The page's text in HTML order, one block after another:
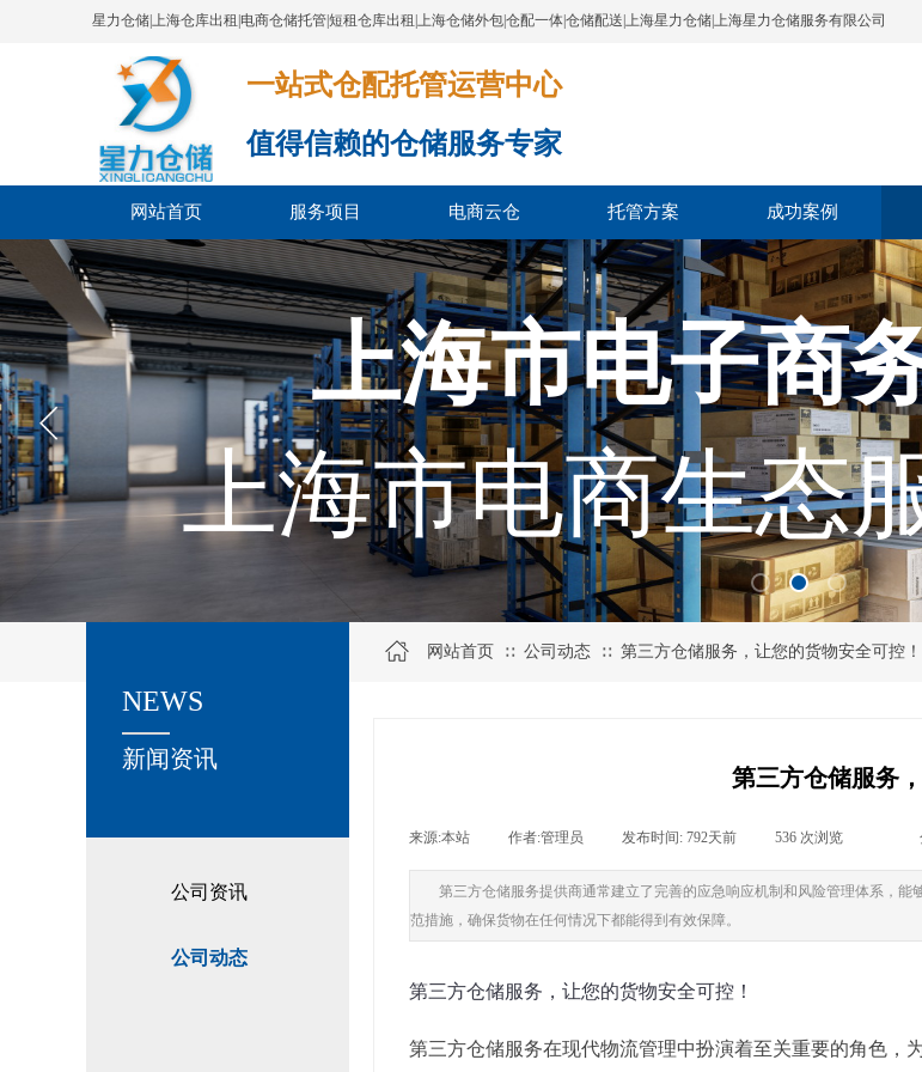
星力仓储|上海仓库出租|电商仓储托管|短租仓库出租|上海仓储外包|仓配一体|仓储配送|上海星力仓储|上海星力仓储服务有限公司
一站式仓配托管运营中心​​​​​​​​​​​​​​​​​
值得信赖的仓储服务专家
网站首页 服务项目 电商云仓 托管方案 成功案例
上海市电子商
上海市电商生态
公司资讯
公司动态
关于我们
新闻资讯
NEWS
网站首页 ∷ 公司动态 ∷ 第三方仓储服务，让您的货物安全可控！
第三方仓储服务
来源:本站 作者:管理员 发布时间: 792天前 536 次浏览
第三方仓储服务提供商通常建立了完善的应急响应机制和风险管理体系，
范措施，确保货物在任何情况下都能得到有效保障。
第三方仓储服务，让您的货物安全可控！
第三方仓储服务在现代物流管理中扮演着至关重要的角色，